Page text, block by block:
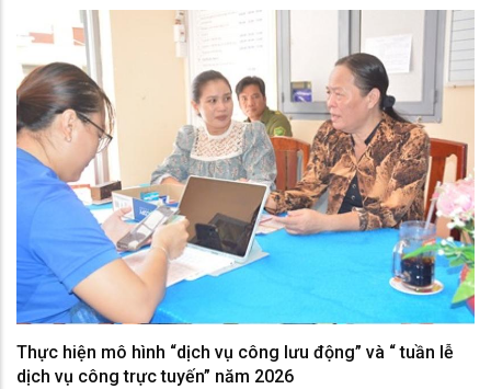
Thực hiện mô hình “dịch vụ công lưu động” và “ tuần lễ
dịch vụ công trực tuyến” năm 2026